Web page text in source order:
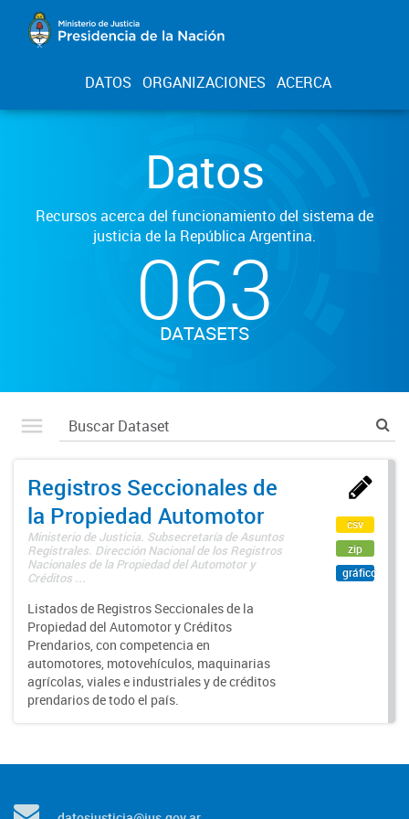
DATOS ORGANIZACIONES ACERCA
Datos
Recursos acerca del funcionamiento del sistema de
justicia de la República Argentina.
063
DATASETS
Registros Seccionales de
la Propiedad Automotor
Ministerio de Justicia. Subsecretaría de Asuntos
Registrales. Dirección Nacional de los Registros
Nacionales de la Propiedad del Automotor y
Créditos ...
Listados de Registros Seccionales de la
Propiedad del Automotor y Créditos
Prendarios, con competencia en
automotores, motovehículos, maquinarias
agrícolas, viales e industriales y de créditos
prendarios de todo el país.
csv
zip
gráfico